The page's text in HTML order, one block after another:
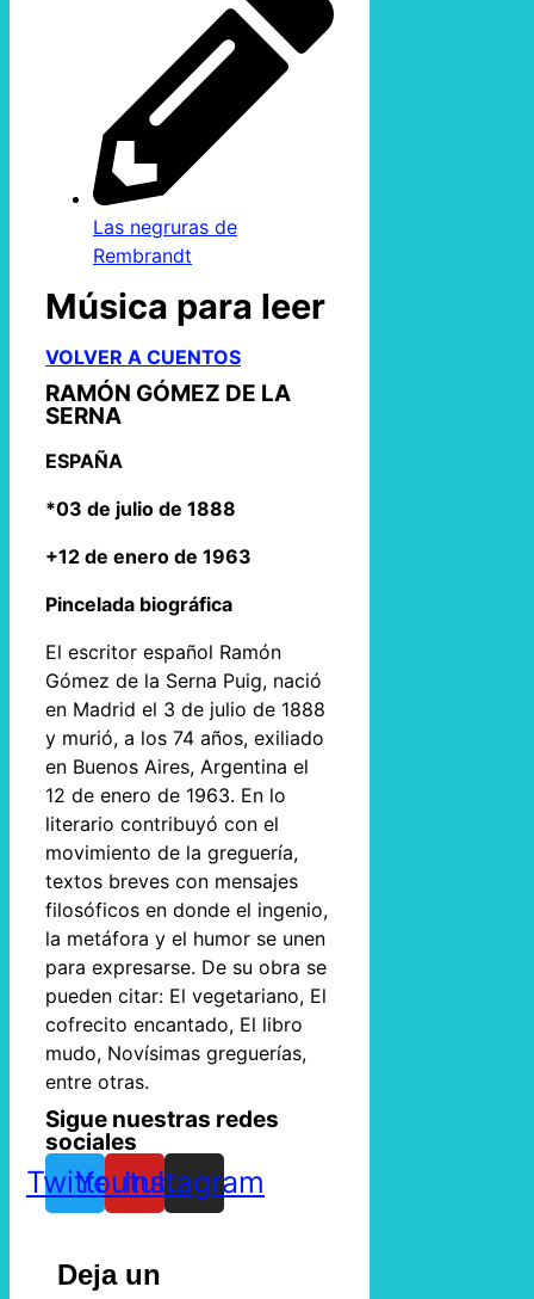
Las negruras de
Rembrandt
Música para leer
VOLVER A CUENTOS
RAMÓN GÓMEZ DE LA
SERNA
ESPAÑA
*03 de julio de 1888
+12 de enero de 1963
Pincelada biográfica
El escritor español Ramón
Gómez de la Serna Puig, nació
en Madrid el 3 de julio de 1888
y murió, a los 74 años, exiliado
en Buenos Aires, Argentina el
12 de enero de 1963. En lo
literario contribuyó con el
movimiento de la greguería,
textos breves con mensajes
filosóficos en donde el ingenio,
la metáfora y el humor se unen
para expresarse. De su obra se
pueden citar: El vegetariano, El
cofrecito encantado, El libro
mudo, Novísimas greguerías,
entre otras.
Sigue nuestras redes
sociales
TwitterYoutube
Instagram
Deja un